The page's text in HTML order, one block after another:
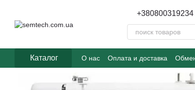
+380800319234
Каталог О нас Оплата и доставка